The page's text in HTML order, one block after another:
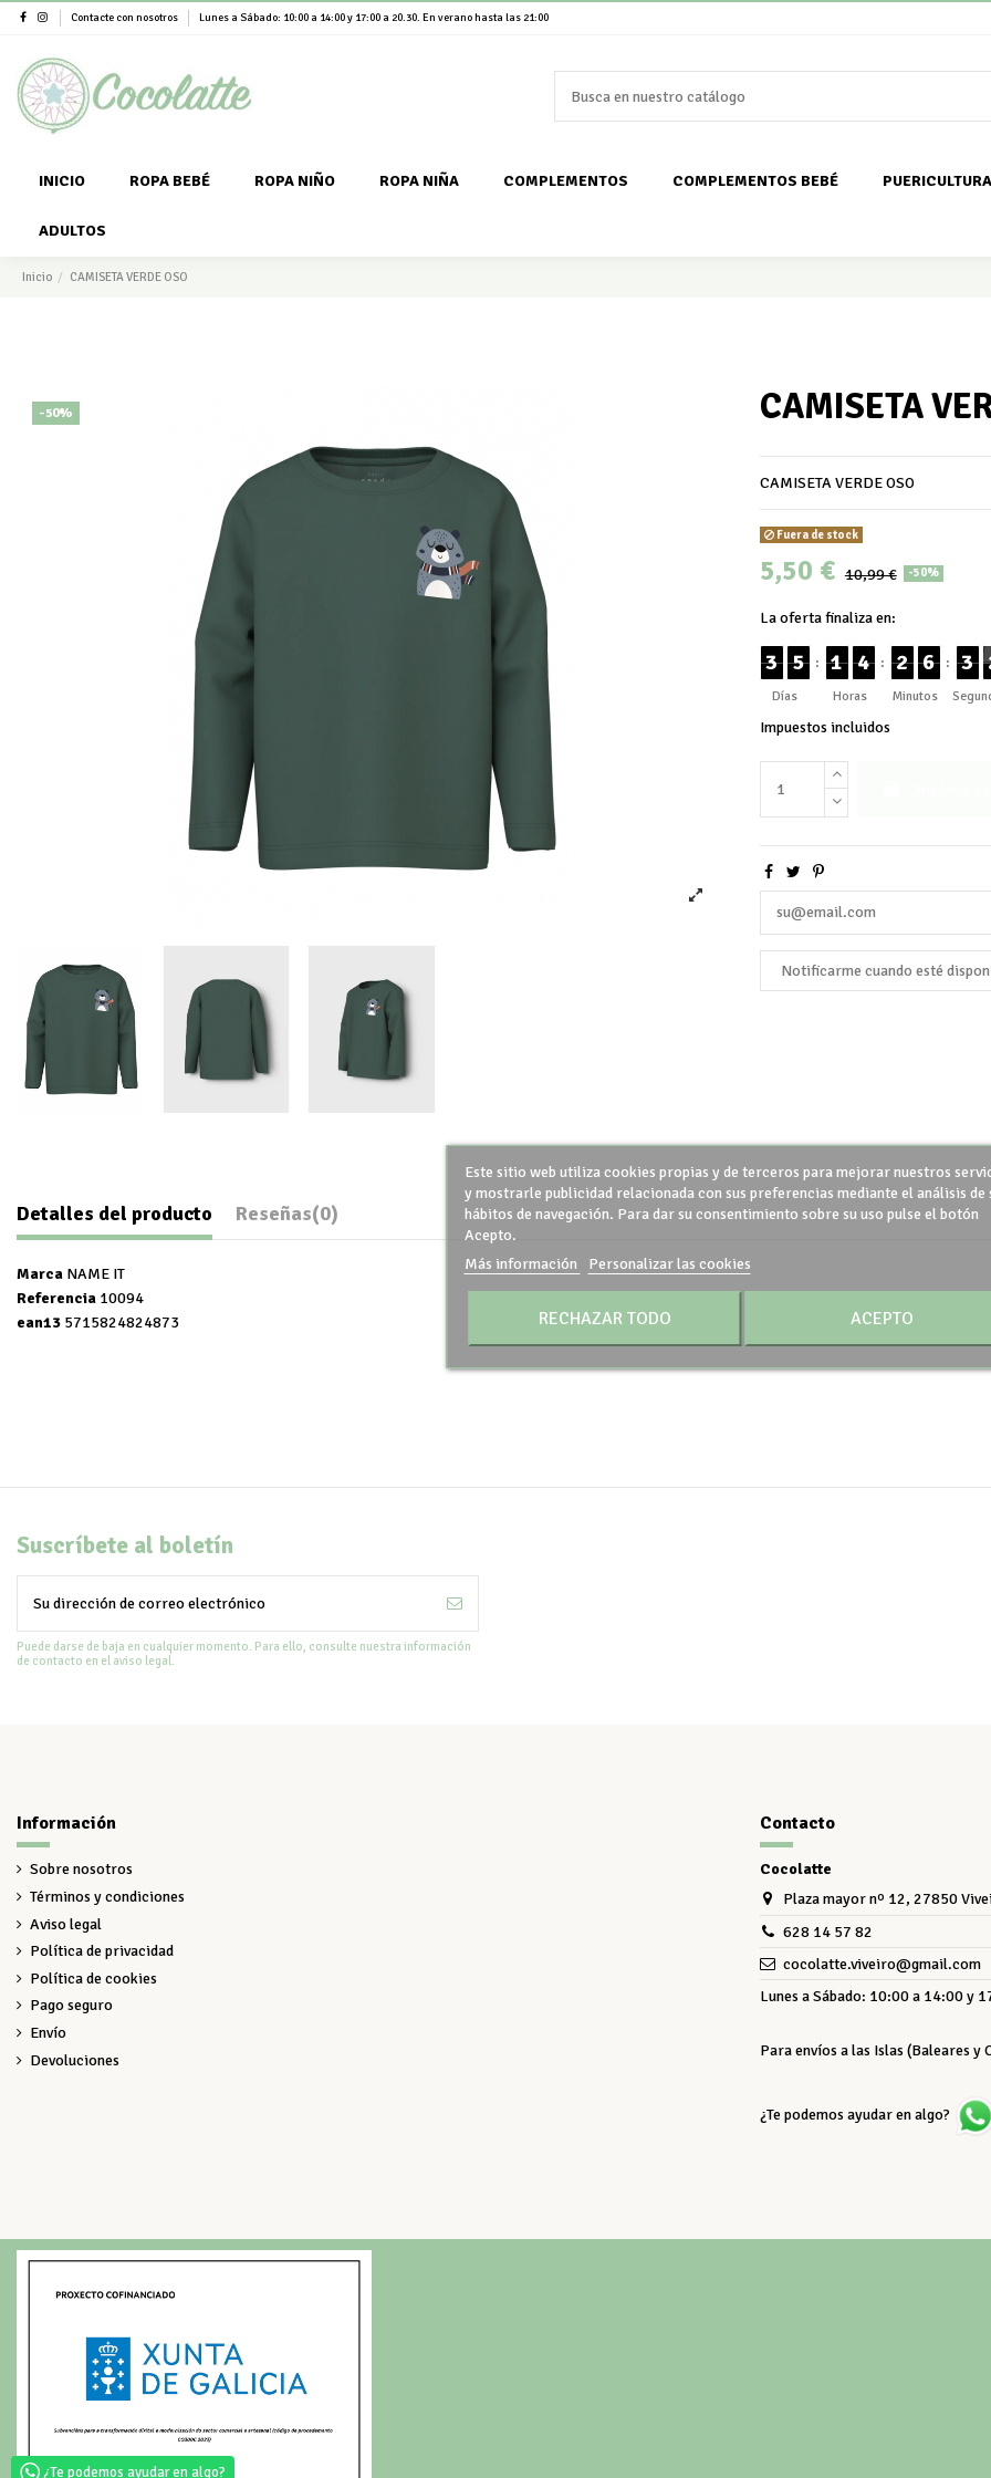
Contacte con nosotros Lunes a Sábado: 10:00 a 14:00 y 17:00 a 20.30. En verano hasta las 21:00
INICIO ROPA BEBÉ ROPA NIÑO ROPA NIÑA COMPLEMENTOS COMPLEMENTOS BEBÉ PUERICULTURA
ADULTOS
Inicio CAMISETA VERDE OSO
-50% CAMISETA
CAMISETA VERDE OSO
Fuera de stock
5,50 € 10,99 € -50%
La oferta finaliza en:
3 5
Días
: 1 4
Horas
: 2 6
Minutos
: 3
Impuestos incluidos
Detalles del producto Reseñas(0)
Marca NAME IT
Referencia 10094
ean13 5715824824873
Suscríbete al boletín
Puede darse de baja en cualquier momento. Para ello, consulte nuestra información
de contacto en el aviso legal.
Información
Sobre nosotros
Términos y condiciones
Aviso legal
Política de privacidad
Política de cookies
Pago seguro
Envío
Devoluciones
Contacto
Cocolatte
Plaza mayor nº 12, 27850
628 14 57 82
cocolatte.viveiro@gmail.com
Lunes a Sábado: 10:00 a 14:00 y
Para envíos a las Islas (Baleares
¿Te podemos ayudar en algo?
Este sitio web utiliza cookies propias y de terceros para mejorar nuestros
y mostrarle publicidad relacionada con sus preferencias mediante el análisis de
hábitos de navegación. Para dar su consentimiento sobre su uso pulse el botón
Acepto.
Más información
Personalizar las cookies
RECHAZAR TODO ACEPTO
¿Te podemos ayudar en algo?